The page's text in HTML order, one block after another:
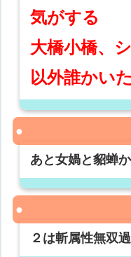
気がする
大橋小橋、
以外誰かい
あと女媧と貂蝉
２は斬属性無双